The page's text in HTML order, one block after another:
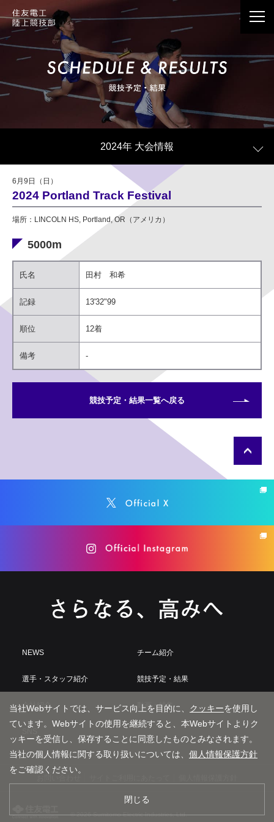
6月9日（日）
2024 Portland Track Festival
場所：LINCOLN HS, Portland, OR（アメリカ）
5000m
氏名 田村 和希
記録 13'32"99
順位 12着
備考 -
競技予定・結果一覧へ戻る
2024年 大会情報
応援メッセージは、Webサイト情報で公開させて
いただくことがございます。
個人情報の記載は避けていただきますようお願い
公開の際、当社の判断で個人情報に当たる記載内
容を一部編集させていただく場合がございます。
公開の有無に関わらず、お送りいただきました応
援メッセージはすべて拝見しております。
NEWS チーム紹介
選手・スタッフ紹介 競技予定・結果
会社紹介 動画・特集
© 2026 Sumitomo Electric Industries, Ltd.
当社Webサイトでは、サービス向上を目的に、 クッキーを使用し
ています。Webサイトの使用を継続すると、本Webサイトよりク
ッキーを受信し、保存することに同意したものとみなされます。
当社の個人情報に関する取り扱いについては、 個人情報保護方針
をご確認ください。
閉じる